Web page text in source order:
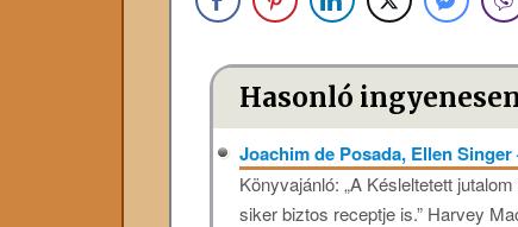
Hasonló
Joachim de Posada, Ellen
Könyvajánló: „A Késleltetett
siker biztos receptje is.” Harvey